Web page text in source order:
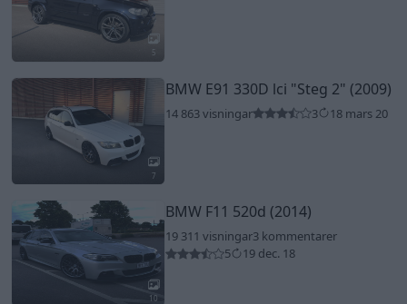
5
7
BMW E91 330D lci "Steg 2" (2009)
14 863 visningar 3 18 mars 20
10
BMW F11 520d (2014)
19 311 visningar3 kommentarer
5
19 dec. 18